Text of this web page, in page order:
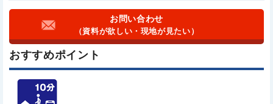
お問い合わせ
（資料が欲しい・現地が見たい）
おすすめポイント